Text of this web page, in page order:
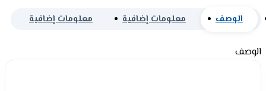
الوصف معلومات إضافية معلومات إضافية
الوصف